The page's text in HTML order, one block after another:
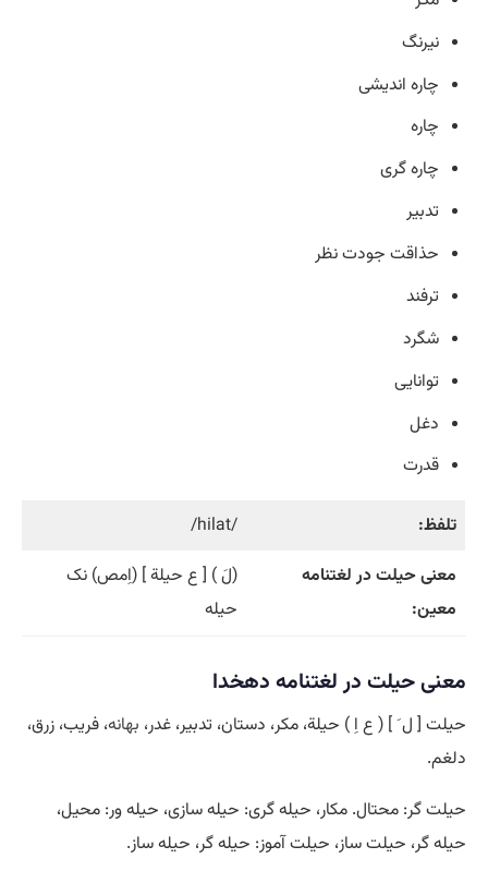
نیرنگ
چاره اندیشی
چاره
چاره گری
تدبیر
حذاقت جودت نظر
ترفند
شگرد
توانایی
دغل
قدرت
تلفظ:
/hilat/
معنی حیلت در لغتنامه
معین:
(لَ ) [ ع حیلة ] (اِمص) نک
حیله
معنی حیلت در لغتنامه دهخدا
حیلت [ ل َ ] ( ع اِ ) حیلة، مکر، دستان، تدبیر، غدر، بهانه، فریب، زرق،
دلغم.
حیلت گر: محتال. مکار، حیله گری: حیله سازی، حیله ور: محیل،
حیله گر، حیلت ساز، حیلت آموز: حیله گر، حیله ساز.